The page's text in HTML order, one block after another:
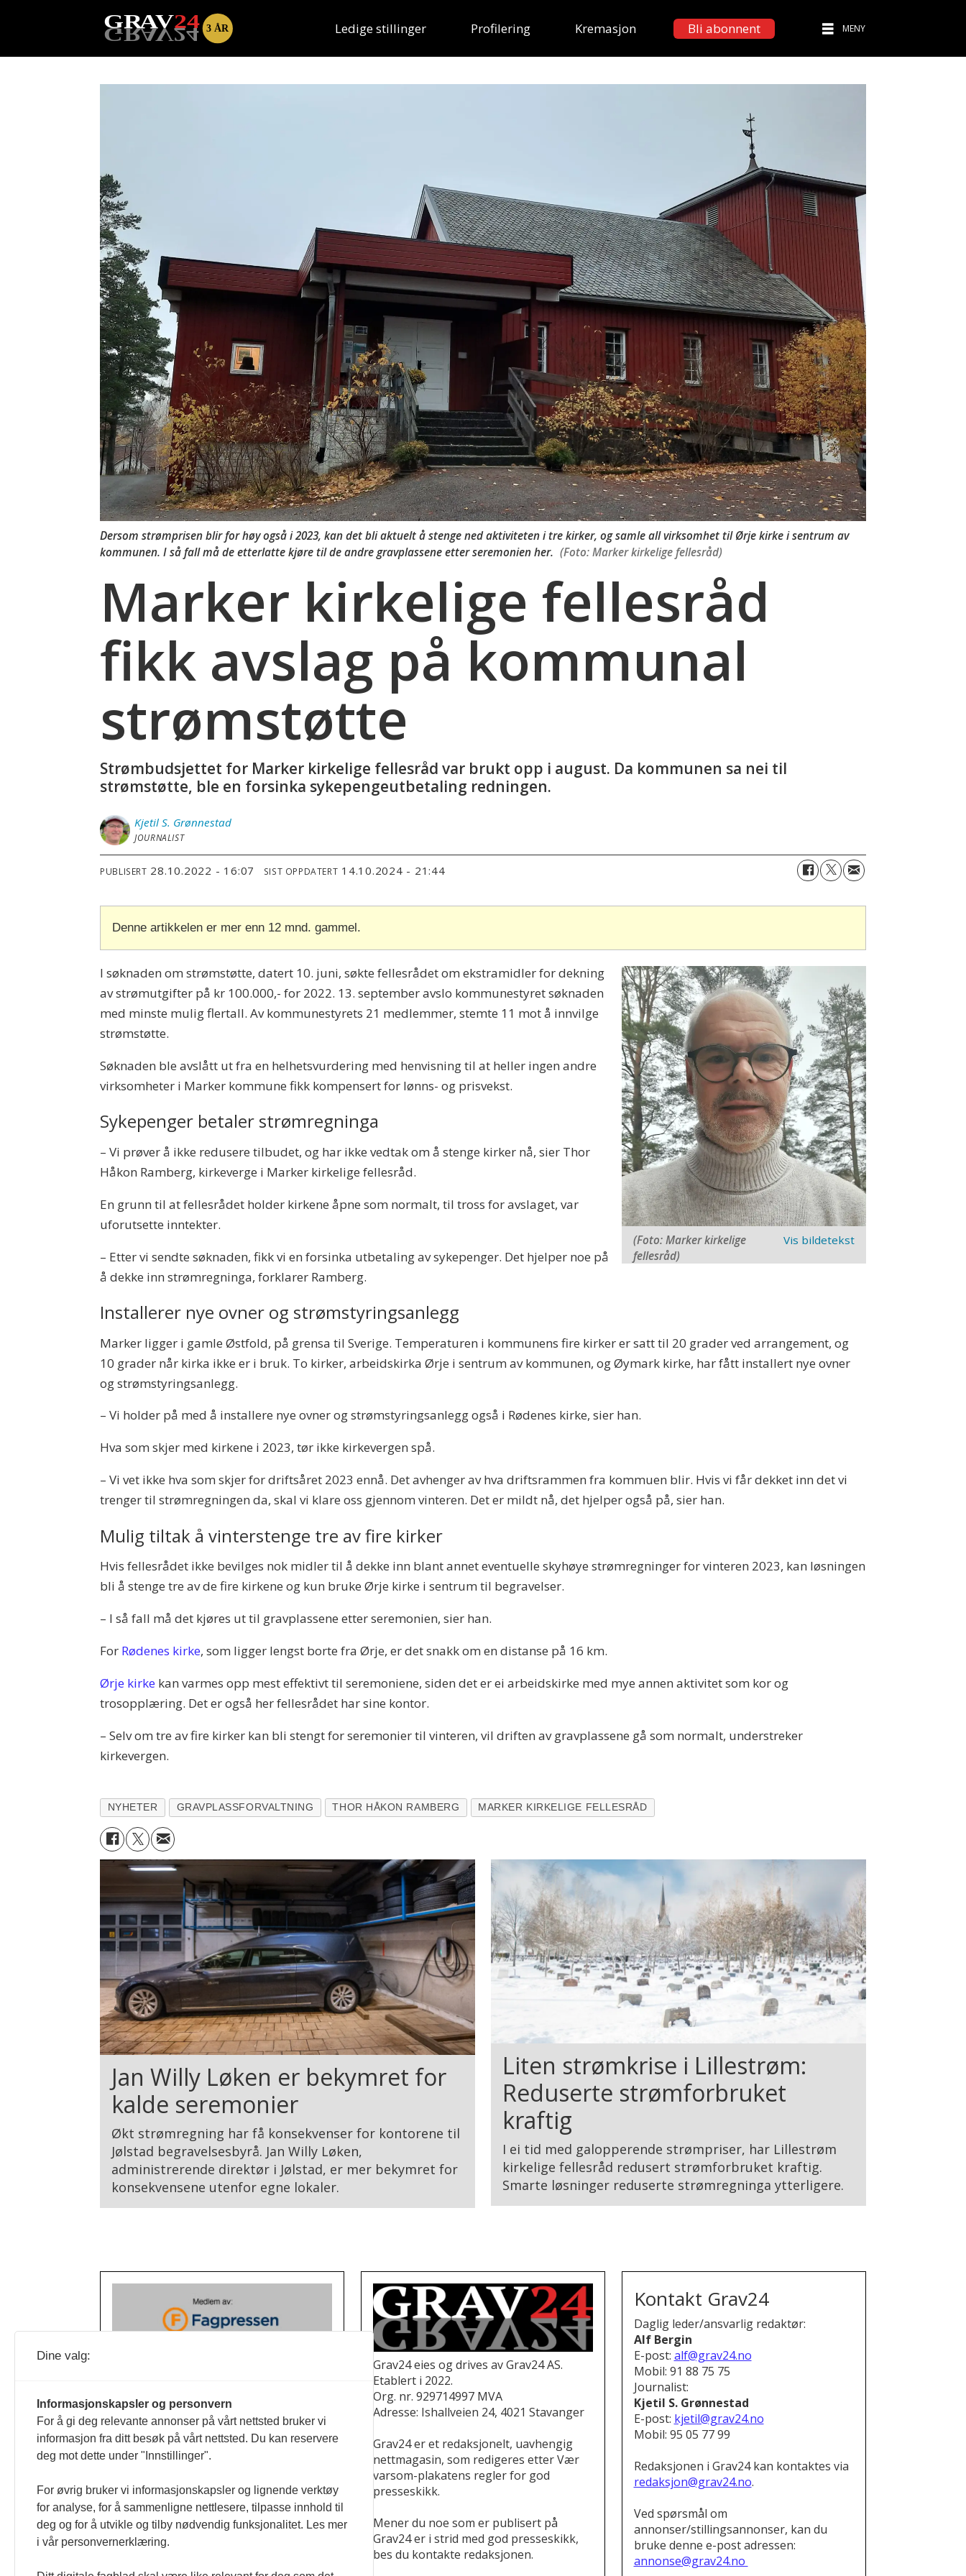
Ledige stillinger Profilering Kremasjon Bli abonnent
Dersom strømprisen blir for høy også i 2023, kan det bli aktuelt å stenge ned aktiviteten i tre kirker, og samle all virksomhet til Ørje kirke i sentrum av
kommunen. I så fall må de etterlatte kjøre til de andre gravplassene etter seremonien her. (Foto: Marker kirkelige fellesråd)
Marker kirkelige fellesråd
fikk avslag på kommunal
strømstøtte
Strømbudsjettet for Marker kirkelige fellesråd var brukt opp i august. Da kommunen sa nei til
strømstøtte, ble en forsinka sykepengeutbetaling redningen.
Kjetil S. Grønnestad
JOURNALIST
PUBLISERT 28.10.2022 - 16:07 SIST OPPDATERT 14.10.2024 - 21:44
Denne artikkelen er mer enn 12 mnd. gammel.
(Foto: Marker kirkelige
fellesråd)
I søknaden om strømstøtte, datert 10. juni, søkte fellesrådet om ekstramidler for dekning
av strømutgifter på kr 100.000,- for 2022. 13. september avslo kommunestyret søknaden
med minste mulig flertall. Av kommunestyrets 21 medlemmer, stemte 11 mot å innvilge
strømstøtte.
Søknaden ble avslått ut fra en helhetsvurdering med henvisning til at heller ingen andre
virksomheter i Marker kommune fikk kompensert for lønns- og prisvekst.
Sykepenger betaler strømregninga
– Vi prøver å ikke redusere tilbudet, og har ikke vedtak om å stenge kirker nå, sier Thor
Håkon Ramberg, kirkeverge i Marker kirkelige fellesråd.
En grunn til at fellesrådet holder kirkene åpne som normalt, til tross for avslaget, var
uforutsette inntekter.
– Etter vi sendte søknaden, fikk vi en forsinka utbetaling av sykepenger. Det hjelper noe på
å dekke inn strømregninga, forklarer Ramberg.
Installerer nye ovner og strømstyringsanlegg
Marker ligger i gamle Østfold, på grensa til Sverige. Temperaturen i kommunens fire kirker er satt til 20 grader ved arrangement, og
10 grader når kirka ikke er i bruk. To kirker, arbeidskirka Ørje i sentrum av kommunen, og Øymark kirke, har fått installert nye ovner
og strømstyringsanlegg.
– Vi holder på med å installere nye ovner og strømstyringsanlegg også i Rødenes kirke, sier han.
Hva som skjer med kirkene i 2023, tør ikke kirkevergen spå.
– Vi vet ikke hva som skjer for driftsåret 2023 ennå. Det avhenger av hva driftsrammen fra kommuen blir. Hvis vi får dekket inn det vi
trenger til strømregningen da, skal vi klare oss gjennom vinteren. Det er mildt nå, det hjelper også på, sier han.
Mulig tiltak å vinterstenge tre av fire kirker
Hvis fellesrådet ikke bevilges nok midler til å dekke inn blant annet eventuelle skyhøye strømregninger for vinteren 2023, kan løsningen
bli å stenge tre av de fire kirkene og kun bruke Ørje kirke i sentrum til begravelser.
– I så fall må det kjøres ut til gravplassene etter seremonien, sier han.
For Rødenes kirke, som ligger lengst borte fra Ørje, er det snakk om en distanse på 16 km.
Ørje kirke kan varmes opp mest effektivt til seremoniene, siden det er ei arbeidskirke med mye annen aktivitet som kor og
trosopplæring. Det er også her fellesrådet har sine kontor.
– Selv om tre av fire kirker kan bli stengt for seremonier til vinteren, vil driften av gravplassene gå som normalt, understreker
kirkevergen.
NYHETER GRAVPLASSFORVALTNING THOR HÅKON RAMBERG MARKER KIRKELIGE FELLESRÅD
Jan Willy Løken er bekymret for
kalde seremonier
Økt strømregning har få konsekvenser for kontorene til
Jølstad begravelsesbyrå. Jan Willy Løken,
administrerende direktør i Jølstad, er mer bekymret for
konsekvensene utenfor egne lokaler.
Liten strømkrise i Lillestrøm:
Reduserte strømforbruket
kraftig
I ei tid med galopperende strømpriser, har Lillestrøm
kirkelige fellesråd redusert strømforbruket kraftig.
Smarte løsninger reduserte strømregninga ytterligere.
Grav24 eies og drives av Grav24 AS.
Etablert i 2022.
Org. nr. 929714997 MVA
Adresse: Ishallveien 24, 4021 Stavanger
Grav24 er et redaksjonelt, uavhengig
nettmagasin, som redigeres etter Vær
varsom-plakatens regler for god
presseskikk.
Mener du noe som er publisert på
Grav24 er i strid med god presseskikk,
bes du kontakte redaksjonen.
Kontakt Grav24
Daglig leder/ansvarlig redaktør:
Alf Bergin
E-post: alf@grav24.no
Mobil: 91 88 75 75
Journalist:
Kjetil S. Grønnestad
E-post: kjetil@grav24.no
Mobil: 95 05 77 99
Redaksjonen i Grav24 kan kontaktes via
redaksjon@grav24.no.
Ved spørsmål om
annonser/stillingsannonser, kan du
bruke denne e-post adressen:
annonse@grav24.no
Dine valg:
Informasjonskapsler og personvern
For å gi deg relevante annonser på vårt nettsted bruker vi
informasjon fra ditt besøk på vårt nettsted. Du kan reservere
deg mot dette under "Innstillinger".
For øvrig bruker vi informasjonskapsler og lignende verktøy
for analyse, for å sammenligne nettlesere, tilpasse innhold til
deg og for å utvikle og tilby nødvendig funksjonalitet. Les mer
i vår personvernerklæring.